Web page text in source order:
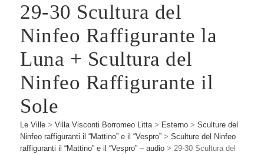
29-30 Scultura del
Ninfeo Raffigurante la
Luna + Scultura del
Ninfeo Raffigurante il
Sole
Le Ville >Villa Visconti Borromeo Litta> Esterno >Sculture del
Ninfeo raffiguranti il “Mattino” e il “Vespro” >Sculture del Ninfeo
raffiguranti il “Mattino” e il “Vespro” – audio >29-30 Scultura del